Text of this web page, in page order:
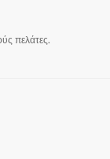
πελάτες.